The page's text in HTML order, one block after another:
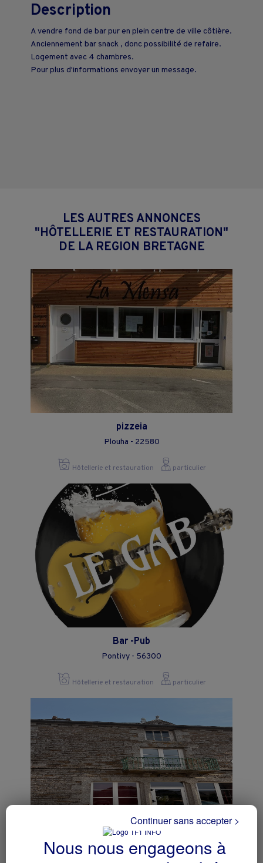
Description
A vendre fond de bar pur en plein centre de ville côtière.
Anciennement bar snack , donc possibilité de refaire.
Logement avec 4 chambres.
Pour plus d'informations envoyer un message.
LES AUTRES ANNONCES
"HÔTELLERIE ET RESTAURATION"
DE LA REGION BRETAGNE
pizzeia
Plouha - 22580
Hôtellerie et restauration particulier
Bar -Pub
Pontivy - 56300
Hôtellerie et restauration particulier
Location cellule commerciale
Nous nous engageons à
Continuer sans accepter >